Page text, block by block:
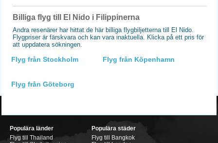
Billiga flyg till El Nido i Filippinerna
Andra resenärer har hittat de här billiga flygbiljetterna till El Nido.
Flygpriser är färskvara och kan vara inaktuella. Klicka på ett pris för
att uppdatera sökningen.
Flyg från Stockholm Flyg från Köpenhamn
Flyg från Göteborg
Populära länder
Flyg till Thailand
Populära städer
Flyg till Bangkok